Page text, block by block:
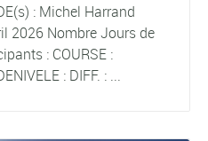
: Michel Harrand
2026 Nombre Jours de
: COURSE :
: DIFF. : ...